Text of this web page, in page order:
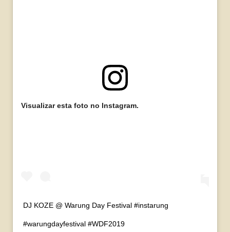
Visualizar esta foto no Instagram.
DJ KOZE @ Warung Day Festival #instarung
#warungdayfestival #WDF2019